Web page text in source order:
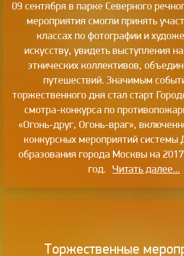
09 сентября в парке Северного
мероприятия смогли принять
классах по фотографии и
искусству, увидеть выступления
этнических коллективов,
путешествий. Значимым
торжественного дня стал старт
смотра-конкурса по
«Огонь-друг, Огонь-враг»,
конкурсных мероприятий системы
образования города Москвы на
год. Читать далее...
Торжественные